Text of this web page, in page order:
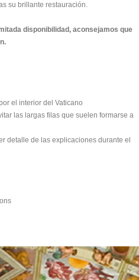
su brillante restauración.
disponibilidad, aconsejamos que
el interior del Vaticano
las largas filas que suelen formarse a
detalle de las explicaciones durante el